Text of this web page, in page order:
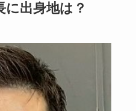
に出身地は？